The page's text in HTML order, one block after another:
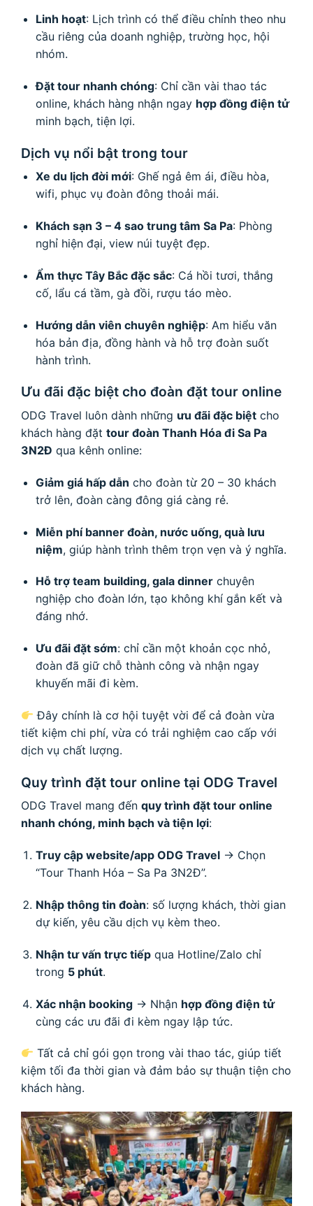
Linh hoạt: Lịch trình có thể điều chỉnh theo nhu
cầu riêng của doanh nghiệp, trường học, hội
nhóm.
Đặt tour nhanh chóng: Chỉ cần vài thao tác
online, khách hàng nhận ngay hợp đồng điện tử
minh bạch, tiện lợi.
Dịch vụ nổi bật trong tour
Xe du lịch đời mới: Ghế ngả êm ái, điều hòa,
wifi, phục vụ đoàn đông thoải mái.
Khách sạn 3 – 4 sao trung tâm Sa Pa: Phòng
nghỉ hiện đại, view núi tuyệt đẹp.
Ẩm thực Tây Bắc đặc sắc: Cá hồi tươi, thắng
cố, lẩu cá tầm, gà đồi, rượu táo mèo.
Hướng dẫn viên chuyên nghiệp: Am hiểu văn
hóa bản địa, đồng hành và hỗ trợ đoàn suốt
hành trình.
Ưu đãi đặc biệt cho đoàn đặt tour online
ODG Travel luôn dành những ưu đãi đặc biệt cho
khách hàng đặt tour đoàn Thanh Hóa đi Sa Pa
3N2Đ qua kênh online:
Giảm giá hấp dẫn cho đoàn từ 20 – 30 khách
trở lên, đoàn càng đông giá càng rẻ.
Miễn phí banner đoàn, nước uống, quà lưu
niệm, giúp hành trình thêm trọn vẹn và ý nghĩa.
Hỗ trợ team building, gala dinnerchuyên
nghiệp cho đoàn lớn, tạo không khí gắn kết và
đáng nhớ.
Ưu đãi đặt sớm: chỉ cần một khoản cọc nhỏ,
đoàn đã giữ chỗ thành công và nhận ngay
khuyến mãi đi kèm.
Đây chính là cơ hội tuyệt vời để cả đoàn vừa
tiết kiệm chi phí, vừa có trải nghiệm cao cấp với
dịch vụ chất lượng.
Quy trình đặt tour online tại ODG Travel
ODG Travel mang đến quy trình đặt tour online
nhanh chóng, minh bạch và tiện lợi:
Truy cập website/app ODG Travel→ Chọn
“Tour Thanh Hóa – Sa Pa 3N2Đ”.
Nhập thông tin đoàn: số lượng khách, thời gian
dự kiến, yêu cầu dịch vụ kèm theo.
Nhận tư vấn trực tiếpqua Hotline/Zalo chỉ
trong 5 phút.
Xác nhận booking→ Nhận hợp đồng điện tử
cùng các ưu đãi đi kèm ngay lập tức.
Tất cả chỉ gói gọn trong vài thao tác, giúp tiết
kiệm tối đa thời gian và đảm bảo sự thuận tiện cho
khách hàng.